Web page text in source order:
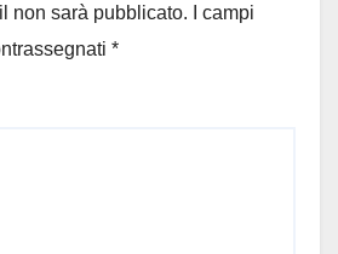
non sarà pubblicato.
I campi
*